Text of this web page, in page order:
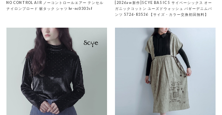
NO CONTROL AIR ノーコントロールエアー テンセル
ナイロンブロード 裾タック シャツ hr-nc0303sf
[2026aw新作]SCYE BASICS サイベーシックス オー
ガニックコットン ユーズドウォッシュ バギーデニムパ
ンツ 5726-83536 【サイズ・カラー交換初回無料】